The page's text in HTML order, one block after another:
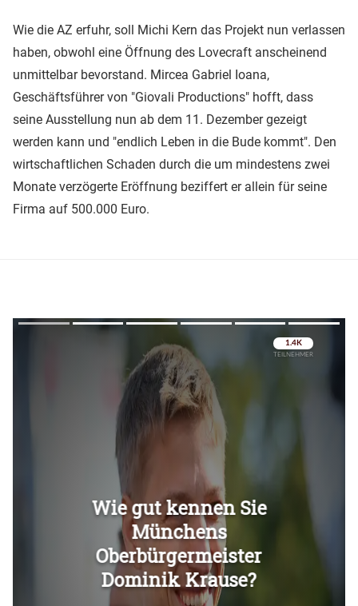
Wie die AZ erfuhr, soll Michi Kern das Projekt nun verlassen
haben, obwohl eine Öffnung des Lovecraft anscheinend
unmittelbar bevorstand. Mircea Gabriel Ioana,
Geschäftsführer von "Giovali Productions" hofft, dass
seine Ausstellung nun ab dem 11. Dezember gezeigt
werden kann und "endlich Leben in die Bude kommt". Den
wirtschaftlichen Schaden durch die um mindestens zwei
Monate verzögerte Eröffnung beziffert er allein für seine
Firma auf 500.000 Euro.